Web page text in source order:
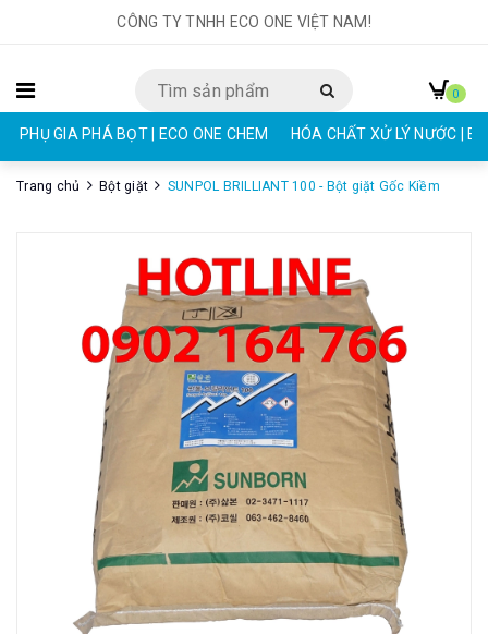
CÔNG TY TNHH ECO ONE VIỆT NAM!
PHỤ GIA PHÁ BỌT | ECO ONE CHEM HÓA CHẤT XỬ LÝ NƯỚC |
0
Trang chủ Bột giặt SUNPOL BRILLIANT 100 - Bột giặt Gốc Kiềm